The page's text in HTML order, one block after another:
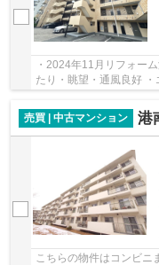
・2024年11月リフォー
たり・眺望・通風良好
売買 | 中古マンション
港
こちらの物件はコンビニ